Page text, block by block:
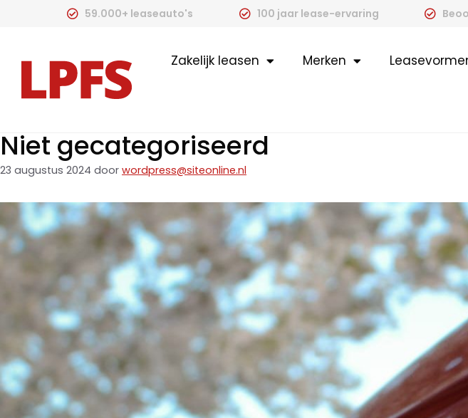
59.000+ leaseauto's 100 jaar lease-ervaring
Zakelijk leasen Merken
Niet gecategoriseerd
23 augustus 2024 door wordpress@siteonline.nl